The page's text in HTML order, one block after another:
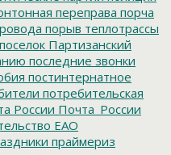
переправа порча
порыв теплотрассы
поселок Партизанский
последние звонки
постинтернатное
потребительская
России Почта_России
ЕАО
праймериз